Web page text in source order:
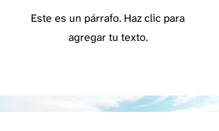
Este es un párrafo. Haz clic para
agregar tu texto.